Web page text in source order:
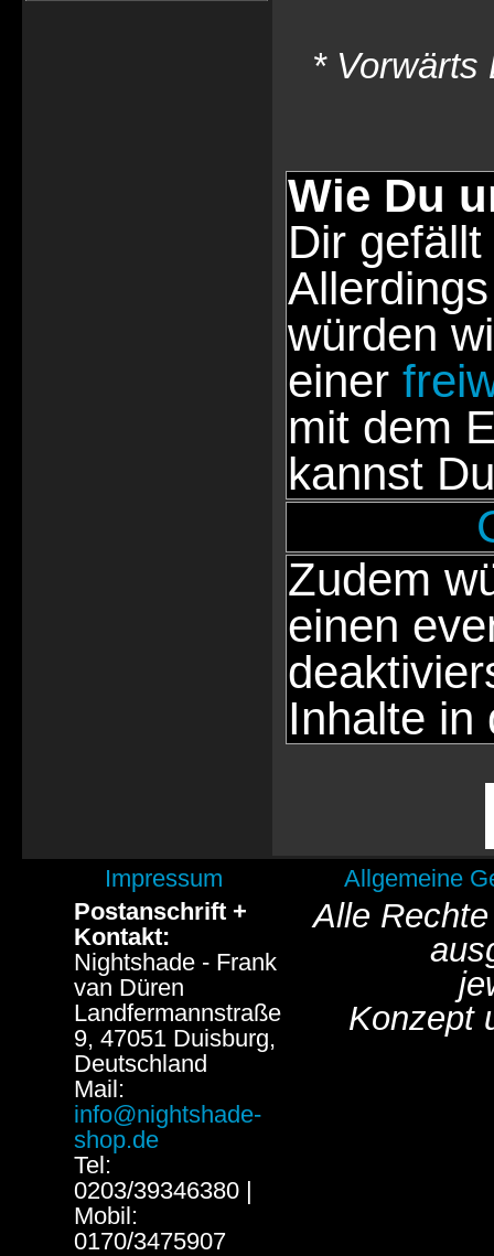
* Vorwärts
Wie Du
Dir
würden
einer
mit dem
kannst
Zudem
einen
Inhalte in
Impressum
Allgemeine
Postanschrift +
Kontakt:
Nightshade - Frank
van Düren
Landfermannstraße
9, 47051 Duisburg,
Deutschland
Mail:
info@nightshade-
shop.de
Tel:
0203/39346380 |
Mobil:
0170/3475907
Alle
Konzept